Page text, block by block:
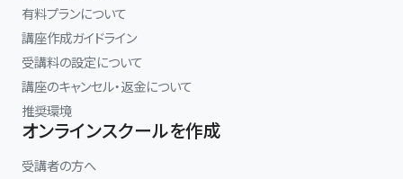
有料プランについて
講座作成ガイドライン
受講料の設定について
講座のキャンセル・返金について
推奨環境
オンラインスクールを作成
受講者の方へ